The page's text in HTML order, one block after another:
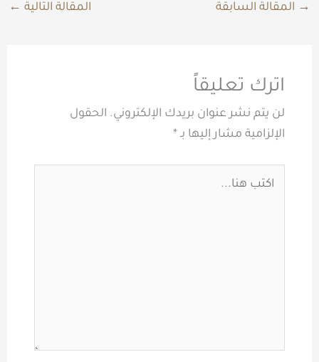
→ المقالة السابقة المقالة التالية ←
اترك تعليقاً
لن يتم نشر عنوان بريدك الإلكتروني. الحقول
الإلزامية مشار إليها بـ*